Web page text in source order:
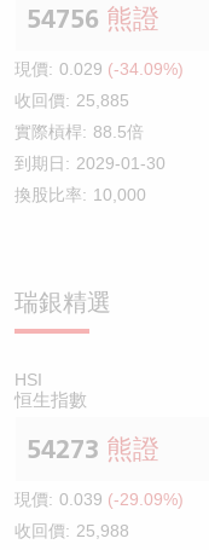
54756 熊證
現價: 0.029 (-34.09%)
收回價: 25,885
實際槓桿: 88.5倍
到期日: 2029-01-30
換股比率: 10,000
瑞銀精選
HSI
恒生指數
54273 熊證
現價: 0.039 (-29.09%)
收回價: 25,988